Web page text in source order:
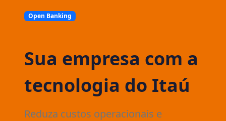
Open Banking
Sua empresa com a
tecnologia do Itaú
Reduza custos operacionais e